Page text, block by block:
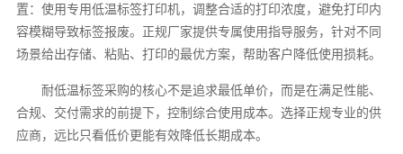
置：使用专用低温标签打印机，调整合适的打印浓度，避免打印内
容模糊导致标签报废。正规厂家提供专属使用指导服务，针对不同
场景给出存储、粘贴、打印的最优方案，帮助客户降低使用损耗。
耐低温标签采购的核心不是追求最低单价，而是在满足性能、
合规、交付需求的前提下，控制综合使用成本。选择正规专业的供
应商，远比只看低价更能有效降低长期成本。